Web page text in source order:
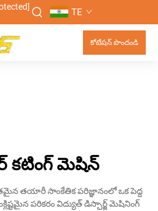
TE
కోటేషన్ పొందండి
కటింగ్ మెషిన్
తయారీ సాంకేతిక పరిజ్ఞానంలో ఒక పెద్ద
పరికరం విద్యుత్ డిస్చార్జ్ మెషినింగ్